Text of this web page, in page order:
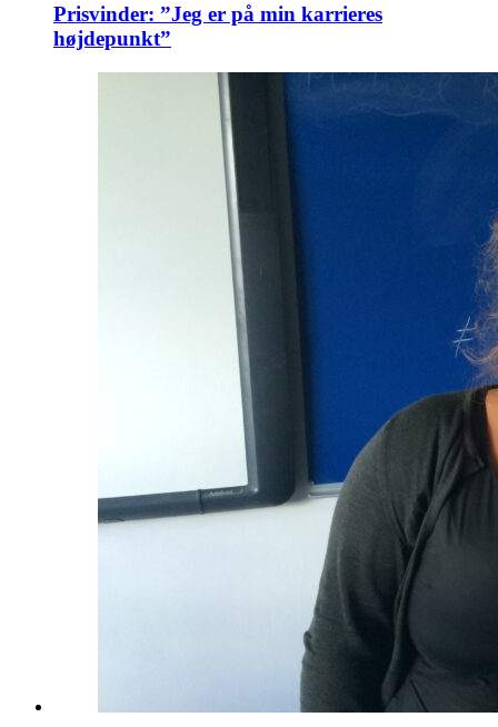
Prisvinder: ”Jeg er på min karrieres
højdepunkt”